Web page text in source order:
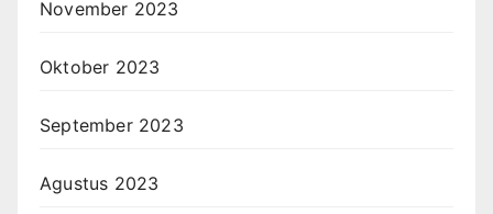
November 2023
Oktober 2023
September 2023
Agustus 2023